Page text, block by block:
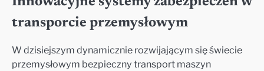
transporcie przemysłowym
W dzisiejszym dynamicznie rozwijającym się świecie
przemysłowym bezpieczny transport maszyn